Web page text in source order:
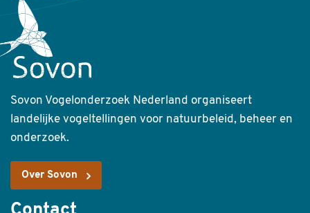
Sovon Vogelonderzoek Nederland organiseert
landelijke vogeltellingen voor natuurbeleid, beheer en
onderzoek.
Over Sovon